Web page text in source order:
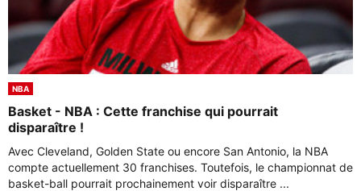
NBA
Basket - NBA : Cette franchise qui pourrait
disparaître !
Avec Cleveland, Golden State ou encore San Antonio, la NBA
compte actuellement 30 franchises. Toutefois, le championnat de
basket-ball pourrait prochainement voir disparaître ...